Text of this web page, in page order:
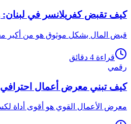
كيف تقبض كفريلانسر في
قبض المال بشكل موثوق هو من أكبر
قراءة 4 دقائق
رقمي
كيف تبني معرض أعمال
معرض الأعمال القوي هو أقوى أداة